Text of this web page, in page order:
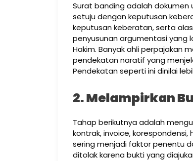
Surat banding adalah
setuju dengan keputusan
keputusan keberatan, serta
penyusunan argumentasi yang
Hakim. Banyak ahli perpajakan
pendekatan naratif yang
Pendekatan seperti ini dinilai
2. Melampirkan
Tahap berikutnya adalah
kontrak, invoice, korespondensi,
sering menjadi faktor penentu
ditolak karena bukti yang